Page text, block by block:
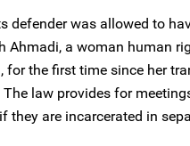
defender was allowed to
Ahmadi, a woman human
for the first time since her
law provides for
they are incarcerated in